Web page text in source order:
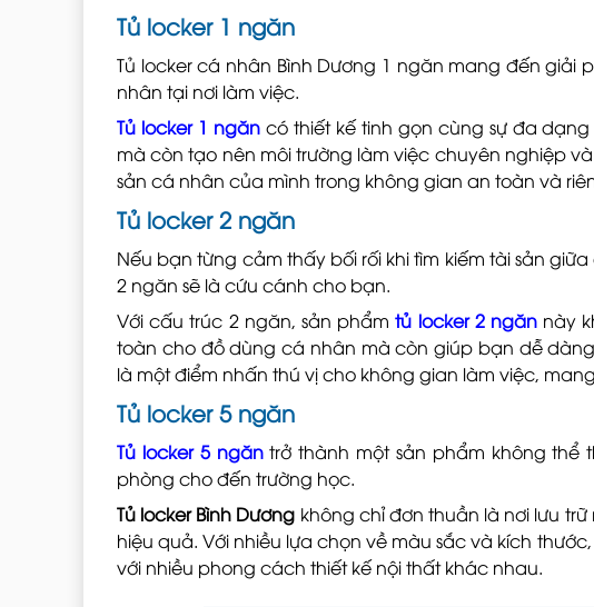
Tủ locker 1 ngăn
Tủ locker cá nhân Bình Dương 1 ngăn mang đến
nhân tại nơi làm việc.
Tủ locker 1 ngăncó thiết kế tinh gọn cùng sự đa
mà còn tạo nên môi trường làm việc chuyên nghiệp
sản cá nhân của mình trong không gian an toàn và
Tủ locker 2 ngăn
Nếu bạn từng cảm thấy bối rối khi tìm kiếm tài sản
2 ngăn sẽ là cứu cánh cho bạn.
Với cấu trúc 2 ngăn, sản phẩmtủ locker 2 ngăn này
toàn cho đồ dùng cá nhân mà còn giúp bạn dễ
là một điểm nhấn thú vị cho không gian làm việc,
Tủ locker 5 ngăn
Tủ locker 5 ngăntrở thành một sản phẩm không thể
phòng cho đến trường học.
Tủ locker Bình Dương không chỉ đơn thuần là nơi lưu
hiệu quả. Với nhiều lựa chọn về màu sắc và kích
với nhiều phong cách thiết kế nội thất khác nhau.